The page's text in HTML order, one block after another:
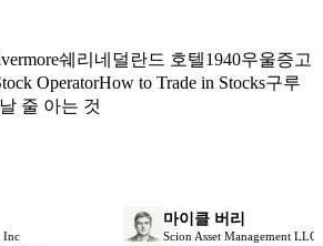
쉐리네덜란드 호텔1940우울증고
OperatorHow to Trade in Stocks구루
줄 아는 것
Inc
마이클 버리
Scion Asset Management LLC